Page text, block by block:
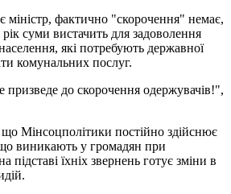
міністр, фактично "скорочення" немає,
рік суми вистачить для задоволення
які потребують державної
комунальних послуг.
призведе до скорочення одержувачів!",
що Мінсоцполітики постійно здійснює
виникають у громадян при
підставі їхніх звернень готує зміни в